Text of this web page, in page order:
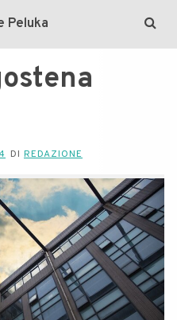
Peluka
DI REDAZIONE